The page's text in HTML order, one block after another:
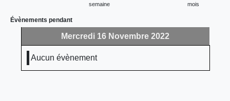
semaine mois
Évènements pendant
Mercredi 16 Novembre 2022
Aucun évènement